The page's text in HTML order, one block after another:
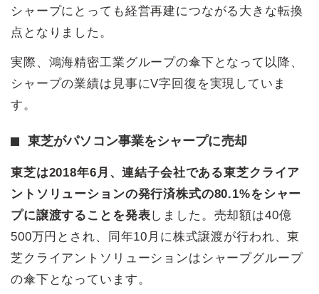
シャープにとっても経営再建につながる大きな転換
点となりました。
実際、鴻海精密工業グループの傘下となって以降、
シャープの業績は見事にV字回復を実現していま
す。
東芝がパソコン事業をシャープに売却
東芝は2018年6月、連結子会社である東芝クライア
ントソリューションの発行済株式の80.1%をシャー
プに譲渡することを発表しました。売却額は40億
500万円とされ、同年10月に株式譲渡が行われ、東
芝クライアントソリューションはシャープグループ
の傘下となっています。